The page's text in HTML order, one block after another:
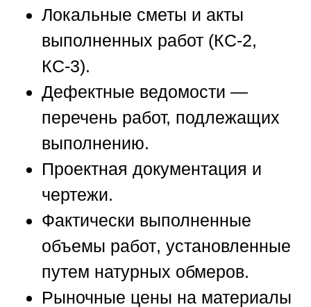
Локальные сметы и акты
выполненных работ (КС-2,
КС-3).
Дефектные ведомости —
перечень работ, подлежащих
выполнению.
Проектная документация и
чертежи.
Фактически выполненные
объемы работ, установленные
путем натурных обмеров.
Рыночные цены на материалы